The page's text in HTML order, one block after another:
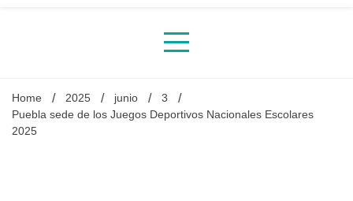
Home 2025 junio
3
Puebla sede de los Juegos Deportivos Nacionales Escolares
2025